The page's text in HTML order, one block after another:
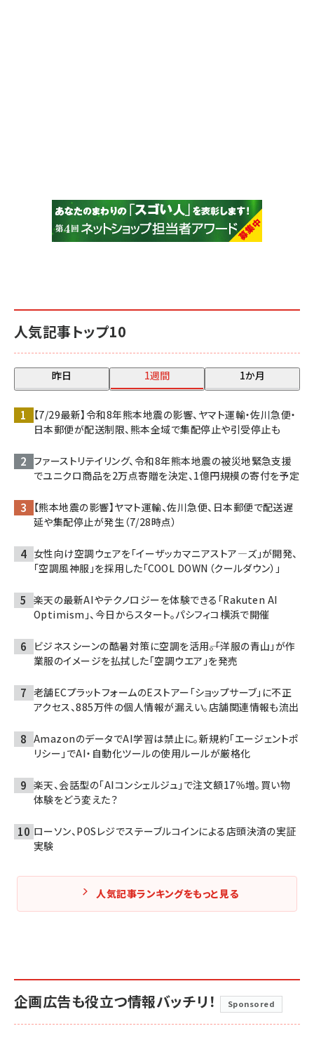
人気記事トップ10
昨日 1週間 1か月
【7/29最新】令和8年熊本地震の影響、ヤマト運輸・佐川急便・
日本郵便が配送制限、熊本全域で集配停止や引受停止も
ファーストリテイリング、令和8年熊本地震の被災地緊急支援
でユニクロ商品を2万点寄贈を決定、1億円規模の寄付を予定
【熊本地震の影響】ヤマト運輸、佐川急便、日本郵便で配送遅
延や集配停止が発生（7/28時点）
女性向け空調ウェアを「イーザッカマニアストア―ズ」が開発、
「空調風神服」を採用した「COOL DOWN（クールダウン）」
楽天の最新AIやテクノロジーを体験できる「Rakuten AI
Optimism」、今日からスタート。パシフィコ横浜で開催
ビジネスシーンの酷暑対策に空調を活用――。「洋服の青山」が作
業服のイメージを払拭した「空調ウエア」を発売
老舗ECプラットフォームのEストアー「ショップサーブ」に不正
アクセス、885万件の個人情報が漏えい。店舗関連情報も流出
AmazonのデータでAI学習は禁止に。新規約「エージェントポ
リシー」でAI・自動化ツールの使用ルールが厳格化
楽天、会話型の「AIコンシェルジュ」で注文額17％増。買い物
体験をどう変えた？
ローソン、POSレジでステーブルコインによる店頭決済の実証
実験
人気記事ランキングをもっと見る
企画広告も役立つ情報バッチリ！ Sponsored